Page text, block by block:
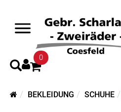
0
BEKLEIDUNG SCHUHE